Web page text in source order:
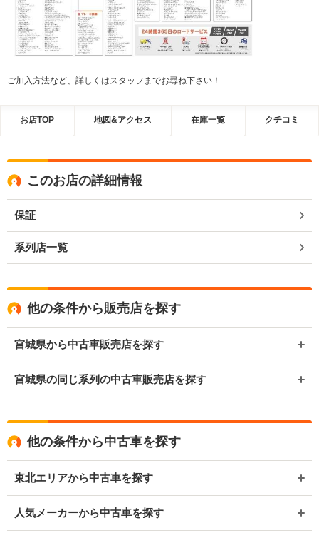
ご加入方法など、詳しくはスタッフまでお尋ね下さい！
お店TOP 地図&アクセス 在庫一覧 クチコミ
このお店の詳細情報
保証
系列店一覧
他の条件から販売店を探す
宮城県から中古車販売店を探す
宮城県の同じ系列の中古車販売店を探す
他の条件から中古車を探す
東北エリアから中古車を探す
人気メーカーから中古車を探す